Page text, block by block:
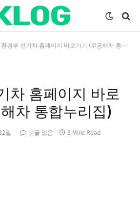
환경부 전기차 홈페이지 바로가기 (무공해차 통합누리집)
차 홈페이지 바로
차 통합누리집)
일 댓글 없음 3 Mins Read